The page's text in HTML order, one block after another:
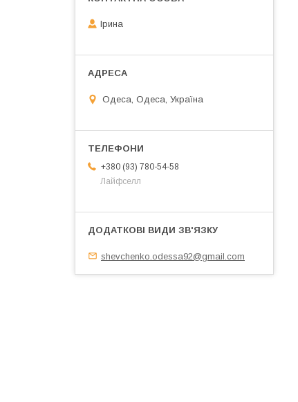
Ірина
Одеса, Одеса, Україна
+380 (93) 780-54-58
Лайфселл
shevchenko.odessa92@gmail.com